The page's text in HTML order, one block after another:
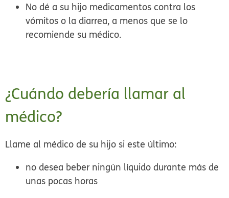
No dé a su hijo medicamentos contra los
vómitos o la diarrea, a menos que se lo
recomiende su médico.
¿Cuándo debería llamar al
médico?
Llame al médico de su hijo si este último:
no desea beber ningún líquido durante más de
unas pocas horas